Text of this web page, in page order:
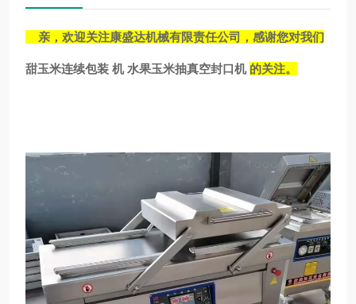
亲，欢迎关注康盛达机械有限责任公司，感谢您对我们
甜玉米连续包装 机 水果玉米抽真空封口机 的关注。